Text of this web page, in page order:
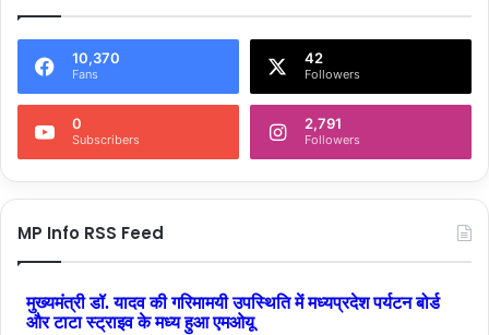
10,370
Fans
42
Followers
0
Subscribers
2,791
Followers
MP Info RSS Feed